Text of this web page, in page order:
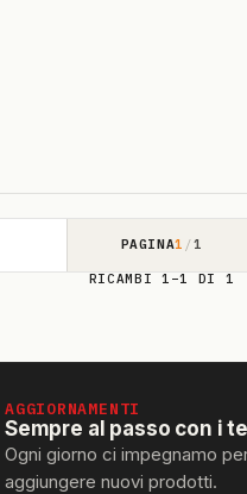
PAGINA1 /1
RICAMBI 1–1 DI 1
AGGIORNAMENTI
Sempre al passo con i
Ogni giorno ci impegnamo
aggiungere nuovi prodotti.